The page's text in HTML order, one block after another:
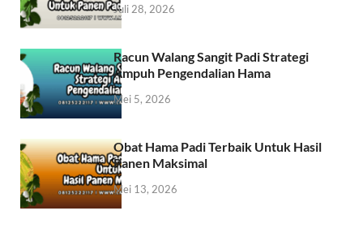
Juli 28, 2026
Racun Walang Sangit Padi Strategi
Ampuh Pengendalian Hama
Mei 5, 2026
Obat Hama Padi Terbaik Untuk Hasil
Panen Maksimal
Mei 13, 2026